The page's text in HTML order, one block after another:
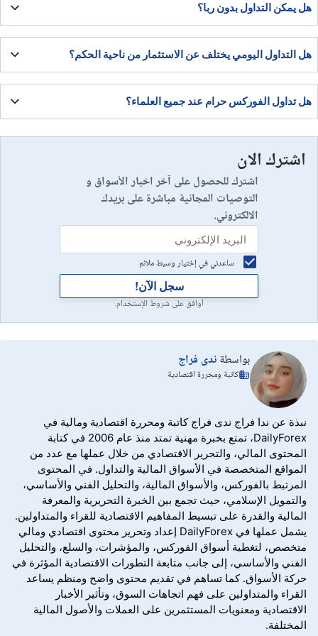
الشرعية، أو صناديق/أدوات ملتزمة، بحسب السوق والهيكل القانوني
والشرعي لكل منتج.
هل يمكن التداول بدون ربا؟
يمكن نظريًا إذا كانت الصفقات فورية دون فوائد تبييت، ودون تمويل ربوي
أو رسوم بديلة تقوم مقام الربا، مع تجنب الرافعة المشروطة ومظاهر الغرر.
هل التداول اليومي يختلف عن الاستثمار من ناحية الحكم؟
الحكم يتعلق ببنية العقد ومحظوراته (ربا/غرر/مقامرة/تقابض) أكثر من كونه
يوميًا أو طويل الأجل؛ لكن التداول السريع قد يزيد احتمالات المقامرة
هل تداول الفوركس حرام عند جميع العلماء؟
لا. توجد آراء تميل للجواز المشروط عند تحقق التقابض وانتفاء الربا والغرر،
بينما يرى آخرون التحريم بسبب طبيعة التداول الحديثة وتداخل الرافعة
والسواب في أغلب التطبيقات.
اشترك الان
اشترك للحصول على آخر اخبار الأسواق و
التوصيات المجانية مباشرة على بريدك
الالكتروني.
ساعدني في إختيار وسيط ملائم
سجل الآن!
أوافق على شروط الإستخدام.
بواسطةندى فراج
كاتبة ومحررة اقتصادية
نبذة عن ندا فراج ندى فراج كاتبة ومحررة اقتصادية ومالية في
DailyForex، تمتع بخبرة مهنية تمتد منذ عام 2006 في كتابة
المحتوى المالي، والتحرير الاقتصادي من خلال عملها مع عدد من
المواقع المتخصصة في الأسواق المالية والتداول. في المحتوى
المرتبط بالفوركس، والأسواق المالية، والتحليل الفني والأساسي،
والتمويل الإسلامي، حيث تجمع بين الخبرة التحريرية والمعرفة
المالية والقدرة على تبسيط المفاهيم الاقتصادية للقراء والمتداولين.
يشمل عملها في DailyForex إعداد وتحرير محتوى اقتصادي ومالي
متخصص، لتغطية أسواق الفوركس، والمؤشرات، والسلع، والتحليل
الفني والأساسي، إلى جانب متابعة التطورات الاقتصادية المؤثرة في
حركة الأسواق. كما تساهم في تقديم محتوى واضح ومنظم يساعد
القراء والمتداولين على فهم اتجاهات السوق، وتأثير الأخبار
الاقتصادية ومعنويات المستثمرين على العملات والأصول المالية
المختلفة.